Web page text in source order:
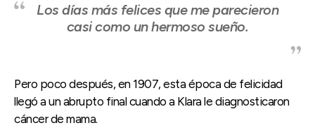
Los días más felices que me parecieron
casi como un hermoso sueño.
Pero poco después, en 1907, esta época de felicidad
llegó a un abrupto final cuando a Klara le diagnosticaron
cáncer de mama.